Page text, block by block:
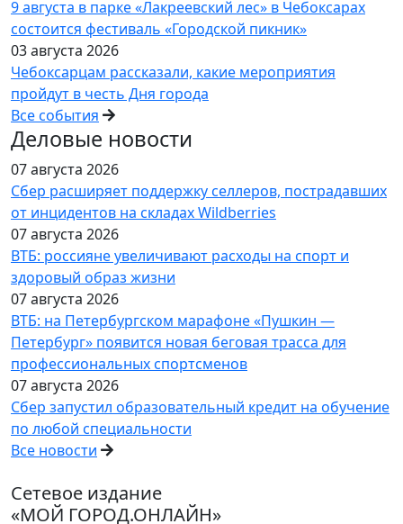
9 августа в парке «Лакреевский лес» в Чебоксарах
состоится фестиваль «Городской пикник»
03 августа 2026
Чебоксарцам рассказали, какие мероприятия
пройдут в честь Дня города
Все события
Деловые новости
07 августа 2026
Сбер расширяет поддержку селлеров, пострадавших
от инцидентов на складах Wildberries
07 августа 2026
ВТБ: россияне увеличивают расходы на спорт и
здоровый образ жизни
07 августа 2026
ВТБ: на Петербургском марафоне «Пушкин —
Петербург» появится новая беговая трасса для
профессиональных спортсменов
07 августа 2026
Сбер запустил образовательный кредит на обучение
по любой специальности
Все новости
Сетевое издание
«МОЙ ГОРОД.ОНЛАЙН»